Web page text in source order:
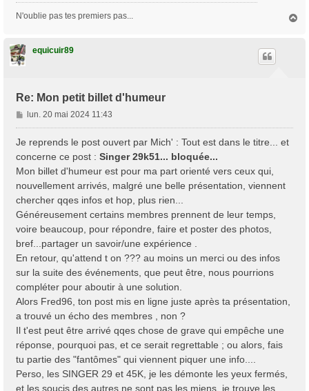
N'oublie pas tes premiers pas...
equicuir89
Re: Mon petit billet d'humeur
M
e
a
g
e
lun. 20 mai 2024 11:43
Je reprends le post ouvert par Mich' : Tout est dans le titre... et
concerne ce post : Singer 29k51... bloquée...
Mon billet d'humeur est pour ma part orienté vers ceux qui,
nouvellement arrivés, malgré une belle présentation, viennent
chercher qqes infos et hop, plus rien...
Généreusement certains membres prennent de leur temps,
voire beaucoup, pour répondre, faire et poster des photos,
bref...partager un savoir/une expérience .
En retour, qu'attend t on ??? au moins un merci ou des infos
sur la suite des événements, que peut être, nous pourrions
compléter pour aboutir à une solution.
Alors Fred96, ton post mis en ligne juste après ta présentation,
a trouvé un écho des membres , non ?
Il t'est peut être arrivé qqes chose de grave qui empêche une
réponse, pourquoi pas, et ce serait regrettable ; ou alors, fais
tu partie des "fantômes" qui viennent piquer une info....
Perso, les SINGER 29 et 45K, je les démonte les yeux fermés,
et les soucis des autres ne sont pas les miens, je trouve les